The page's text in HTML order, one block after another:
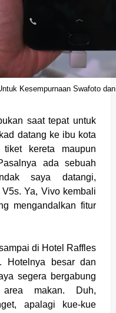
Kesempurnaan Swafoto
saat tepat untuk
datang ke ibu kota
kereta maupun
ada sebuah
saya datangi,
Ya, Vivo kembali
mengandalkan fitur
di Hotel Raffles
Hotelnya besar dan
segera bergabung
area makan. Duh,
apalagi kue-kue